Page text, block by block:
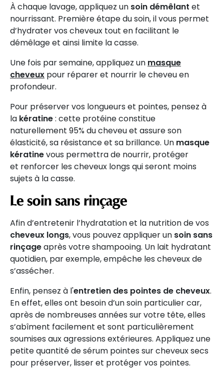
À chaque lavage, appliquez un soin démêlant et
nourrissant. Première étape du soin, il vous permet
d’hydrater vos cheveux tout en facilitant le
démêlage et ainsi limite la casse.
Une fois par semaine, appliquez un masque
cheveux pour réparer et nourrir le cheveu en
profondeur.
Pour préserver vos longueurs et pointes, pensez à
la kératine: cette protéine constitue
naturellement 95% du cheveu et assure son
élasticité, sa résistance et sa brillance. Un masque
kératinevous permettra de nourrir, protéger
et renforcer les cheveux longs qui seront moins
sujets à la casse.
Le soin sans rinçage
Afin d’entretenir l’hydratation et la nutrition de vos
cheveux longs, vous pouvez appliquer un soin sans
rinçageaprès votre shampooing. Un lait hydratant
quotidien, par exemple, empêche les cheveux de
s’assécher.
Enfin, pensez à l'entretien des pointes de cheveux.
En effet, elles ont besoin d’un soin particulier car,
après de nombreuses années sur votre tête, elles
s’abîment facilement et sont particulièrement
soumises aux agressions extérieures. Appliquez une
petite quantité de sérum pointes sur cheveux secs
pour préserver, lisser et protéger vos pointes.